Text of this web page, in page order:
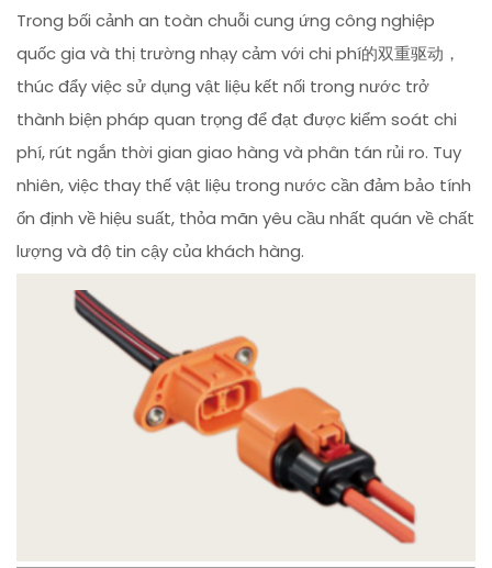
Trong bối cảnh an toàn chuỗi cung ứng công nghiệp
quốc gia và thị trường nhạy cảm với chi phí的双重驱动，
thúc đẩy việc sử dụng vật liệu kết nối trong nước trở
thành biện pháp quan trọng để đạt được kiểm soát chi
phí, rút ngắn thời gian giao hàng và phân tán rủi ro. Tuy
nhiên, việc thay thế vật liệu trong nước cần đảm bảo tính
ổn định về hiệu suất, thỏa mãn yêu cầu nhất quán về chất
lượng và độ tin cậy của khách hàng.